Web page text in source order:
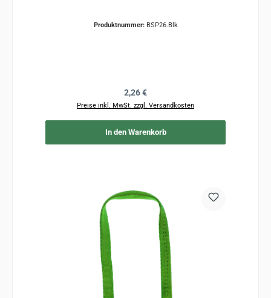
Produktnummer: BSP26.Blk
Regulärer Preis:
2,26 €
Preise inkl. MwSt. zzgl. Versandkosten
In den Warenkorb